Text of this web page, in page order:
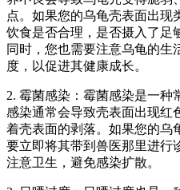
点。如果您的乌龟壳表面出现
饮食是否合理，是否摄入了足
同时，您也需要注意乌龟的生
度，以促进其健康成长。
2. 霉菌感染：霉菌感染是一种
感染通常会导致壳表面出现红
着壳表面的剥落。如果您的乌
要立即将其带到兽医那里进行
注意卫生，避免感染扩散。